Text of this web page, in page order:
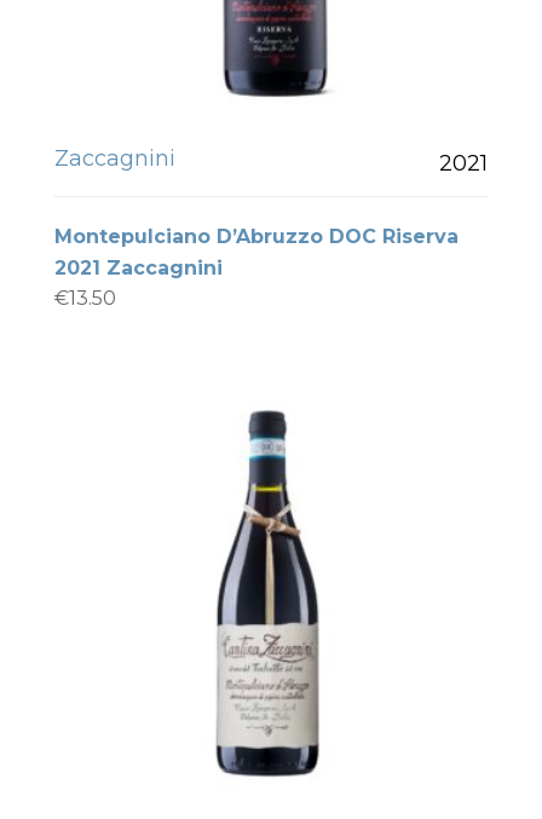
Zaccagnini 2021
Montepulciano D’Abruzzo DOC Riserva
2021 Zaccagnini
€13.50